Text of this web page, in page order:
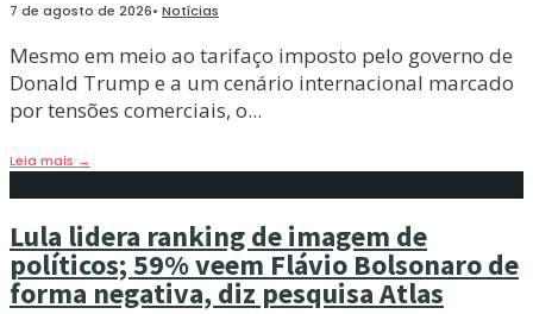
7 de agosto de 2026• Notícias
Mesmo em meio ao tarifaço imposto pelo governo de
Donald Trump e a um cenário internacional marcado
por tensões comerciais, o...
Leia mais →
Lula lidera ranking de imagem de
políticos; 59% veem Flávio Bolsonaro de
forma negativa, diz pesquisa Atlas